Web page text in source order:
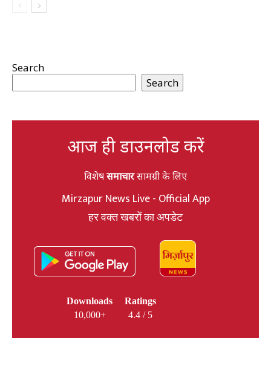
Search
Search
आज ही डाउनलोड करें
विशेषसमाचारसामग्री के लिए
Mirzapur News Live - Official App
हर वक्त खबरों का अपडेट
Downloads
10,000+
Ratings
4.4 / 5